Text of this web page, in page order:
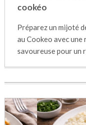
cookéo
Préparez un mijoté
au Cookeo avec
savoureuse pour un